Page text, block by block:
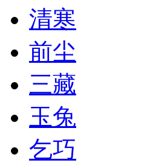
清寒
前尘
三藏
玉兔
乞巧